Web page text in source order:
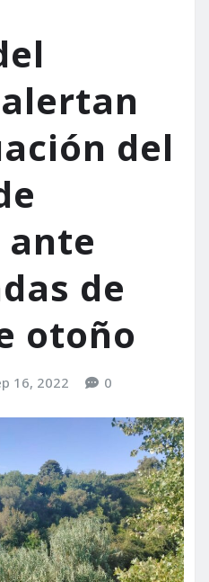
del
ante
de
otoño
16, 2022 0